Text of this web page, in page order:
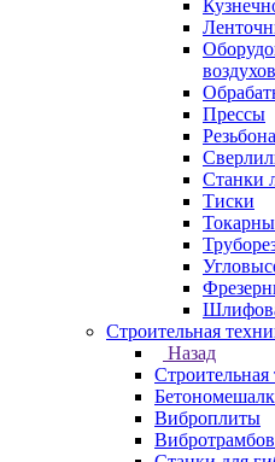
Прессы
Станки
Тиски
Строительная
Назад
Строительная
Виброплиты